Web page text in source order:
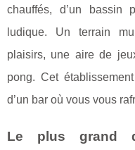
chauffés, d’un bassin
ludique. Un terrain
plaisirs, une aire de
pong. Cet
d’un bar où vous vous
Le plus grand